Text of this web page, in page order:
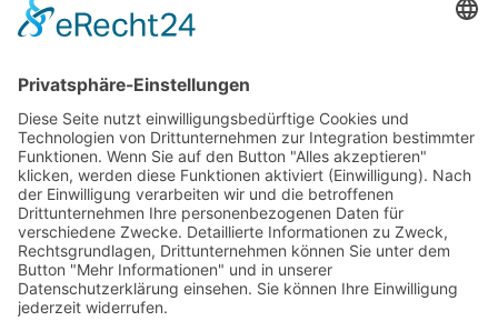
Vorkasse
Bankeinzug
Kreditkarte (VISA & MasterCard)
PayPal
Support
Kostenlose Beratung vor und nach dem
Kauf!